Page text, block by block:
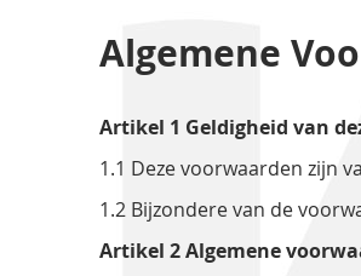
Algemene
Artikel 1 Geldigheid van
1.1 Deze voorwaarden zijn
1.2 Bijzondere van de
Artikel 2 Algemene